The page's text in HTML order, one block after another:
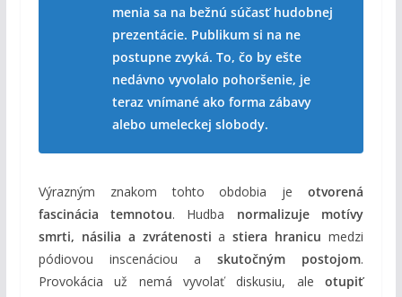
menia sa na bežnú súčasť hudobnej
prezentácie. Publikum si na ne
postupne zvyká. To, čo by ešte
nedávno vyvolalo pohoršenie, je
teraz vnímané ako forma zábavy
alebo umeleckej slobody.
Výrazným znakom tohto obdobia jeotvorená
fascinácia temnotou. Hudba normalizuje motívy
smrti, násilia a zvrátenosti astiera hranicu medzi
pódiovou inscenáciou askutočným postojom.
Provokácia už nemá vyvolať diskusiu, aleotupiť